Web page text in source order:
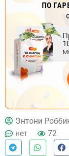
ПО
ДЕЙСТВУЙ
Энтони
нет
72